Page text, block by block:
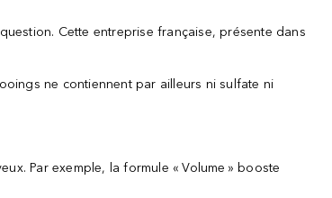
Cette entreprise française, présente dans
ne contiennent par ailleurs ni sulfate ni
Par exemple, la formule « Volume » booste